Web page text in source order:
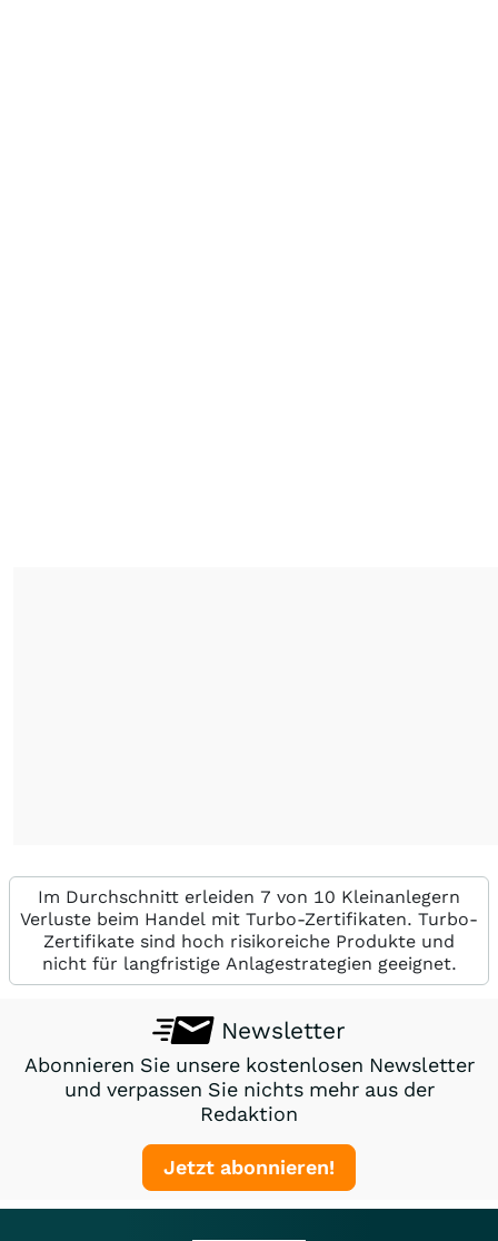
Im Durchschnitt erleiden 7 von 10 Kleinanlegern
Verluste beim Handel mit Turbo-Zertifikaten. Turbo-
Zertifikate sind hoch risikoreiche Produkte und
nicht für langfristige Anlagestrategien geeignet.
Newsletter
Abonnieren Sie unsere kostenlosen Newsletter
und verpassen Sie nichts mehr aus der
Redaktion
Jetzt abonnieren!